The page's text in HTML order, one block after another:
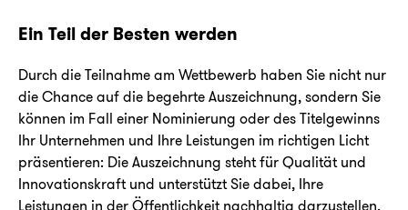
Ein Teil der Besten werden
Durch die Teilnahme am Wettbewerb haben Sie nicht nur
die Chance auf die begehrte Auszeichnung, sondern Sie
können im Fall einer Nominierung oder des Titelgewinns
Ihr Unternehmen und Ihre Leistungen im richtigen Licht
präsentieren: Die Auszeichnung steht für Qualität und
Innovationskraft und unterstützt Sie dabei, Ihre
Leistungen in der Öffentlichkeit nachhaltig darzustellen.